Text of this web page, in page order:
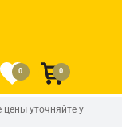
0 0
уточняйте у